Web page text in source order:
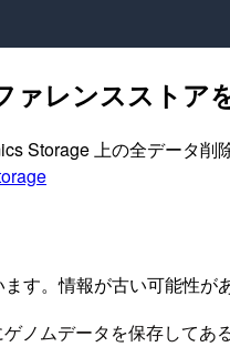
レンスストア
Storage 上の全データ削
す。情報が古い可能性が
ノムデータを保存して